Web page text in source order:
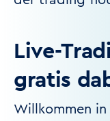
Live-
gratis
Willkommen